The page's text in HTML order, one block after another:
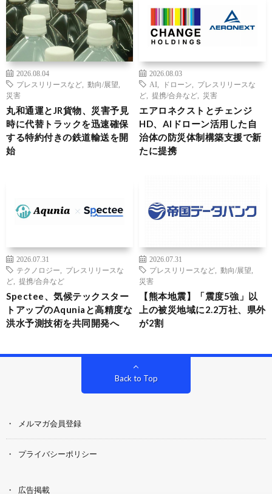
2026.08.04
プレスリリースなど
動向/展望
災害
丸和通運とJR貨物、災害予見
時に代替トラックを迅速確保
する特約付きの鉄道輸送を開
始
2026.08.03
AI
ドローン
プレスリリースな
ど
提携/合弁など 災害
エアロネクストとチェンジ
HD、AIドローン活用した自
治体の防災体制構築支援で新
たに提携
2026.07.31
テクノロジー
プレスリリースな
ど
提携/合弁など
Spectee、気候テックスター
トアップのAquniaと高精度な
洪水予測技術を共同開発へ
2026.07.31
プレスリリースなど
動向/展望
災害
【熊本地震】「震度5強」以
上の被災地域に2.2万社、県外
が2割
Back to Top
メルマガ会員登録
プライバシーポリシー
広告掲載